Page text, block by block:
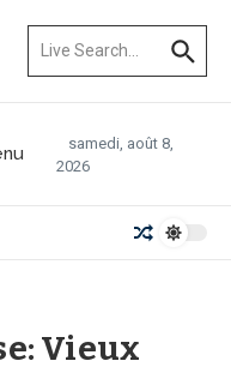
samedi, août 8,
2026
Vieux